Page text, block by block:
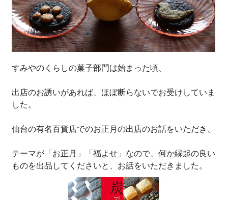
すみやのくらしの菓子部門は始まった頃、
出店のお誘いがあれば、ほぼ断らないでお受けしていま
した。
仙台の有名百貨店でのお正月の出店のお話をいただき、
テーマが「お正月」「福よせ」なので、何か縁起の良い
ものを出品してくださいと、お話をいただきました。